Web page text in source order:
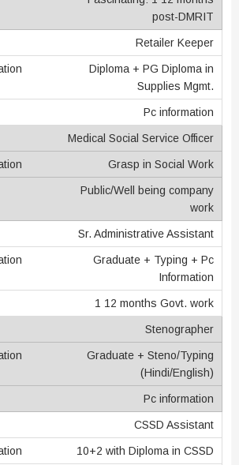
post-DMRIT
Retailer Keeper
Diploma + PG Diploma in
Supplies Mgmt.
Pc information
Medical Social Service Officer
Grasp in Social Work
Public/Well being company
work
Sr. Administrative Assistant
Graduate + Typing + Pc
Information
1 12 months Govt. work
Stenographer
Graduate + Steno/Typing
(Hindi/English)
Pc information
CSSD Assistant
10+2 with Diploma in CSSD